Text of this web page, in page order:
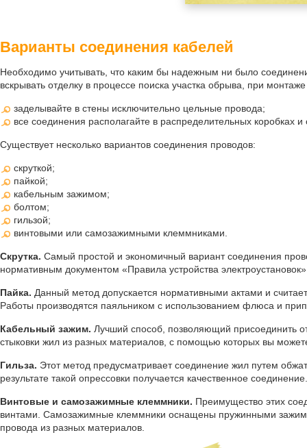
Варианты соединения кабелей
Необходимо учитывать, что каким бы надежным ни было
вскрывать отделку в процессе поиска участка обрыва, при
заделывайте в стены исключительно цельные провода;
все соединения располагайте в распределительных коробках
Существует несколько вариантов соединения проводов:
скруткой;
пайкой;
кабельным зажимом;
болтом;
гильзой;
винтовыми или самозажимными клеммниками.
Скрутка. Самый простой и экономичный вариант соединения
нормативным документом «Правила устройства
Пайка. Данный метод допускается нормативными актами и
Работы производятся паяльником с использованием флюса и
Кабельный зажим. Лучший способ, позволяющий присоединить
стыковки жил из разных материалов, с помощью которых вы
Гильза. Этот метод предусматривает соединение жил путем
результате такой опрессовки получается качественное соединение.
Винтовые и самозажимные клеммники. Преимущество этих
винтами. Самозажимные клеммники оснащены пружинными
провода из разных материалов.